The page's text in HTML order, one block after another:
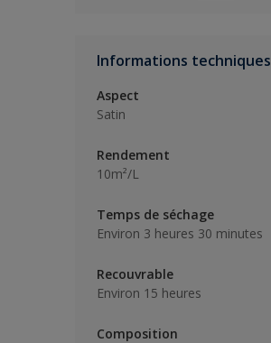
Informations techniques
Aspect
Satin
Rendement
10m²/L
Temps de séchage
Environ 3 heures 30 minutes
Recouvrable
Environ 15 heures
Composition